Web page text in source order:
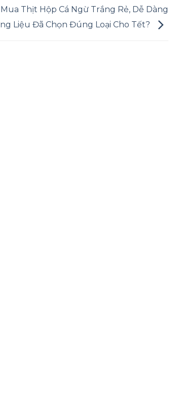
Mua Thịt Hộp Cá Ngừ Trắng Rẻ, Dễ Dàng
Liệu Đã Chọn Đúng Loại Cho Tết?